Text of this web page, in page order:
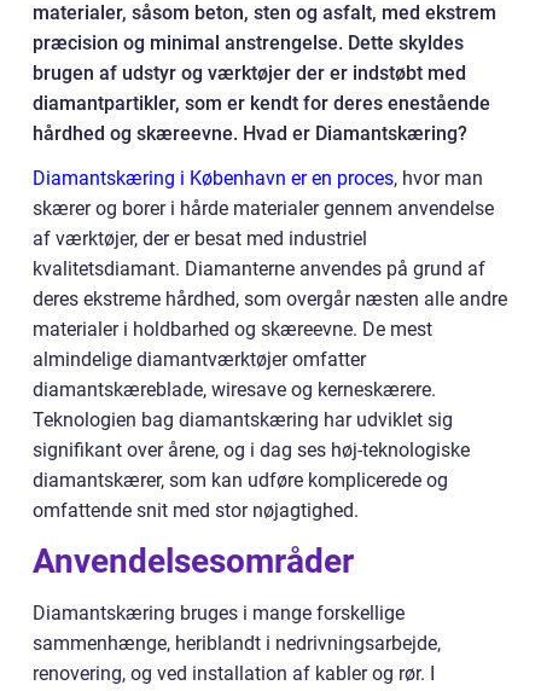
materialer, såsom beton, sten og asfalt, med ekstrem
præcision og minimal anstrengelse. Dette skyldes
brugen af udstyr og værktøjer der er indstøbt med
diamantpartikler, som er kendt for deres enestående
hårdhed og skæreevne. Hvad er Diamantskæring?
Diamantskæring i København er en proces, hvor man
skærer og borer i hårde materialer gennem anvendelse
af værktøjer, der er besat med industriel
kvalitetsdiamant. Diamanterne anvendes på grund af
deres ekstreme hårdhed, som overgår næsten alle andre
materialer i holdbarhed og skæreevne. De mest
almindelige diamantværktøjer omfatter
diamantskæreblade, wiresave og kerneskærere.
Teknologien bag diamantskæring har udviklet sig
signifikant over årene, og i dag ses høj-teknologiske
diamantskærer, som kan udføre komplicerede og
omfattende snit med stor nøjagtighed.
Anvendelsesområder
Diamantskæring bruges i mange forskellige
sammenhænge, heriblandt i nedrivningsarbejde,
renovering, og ved installation af kabler og rør. I